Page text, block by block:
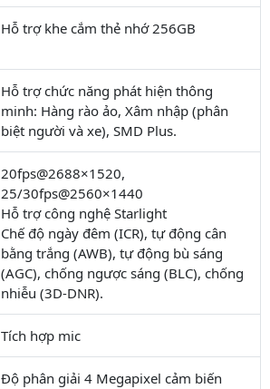
Hỗ trợ khe cắm thẻ nhớ 256GB
Hỗ trợ chức năng phát hiện thông
minh: Hàng rào ảo, Xâm nhập (phân
biệt người và xe), SMD Plus.
20fps@2688×1520,
25/30fps@2560×1440
Hỗ trợ công nghệ Starlight
Chế độ ngày đêm (ICR), tự động cân
bằng trắng (AWB), tự động bù sáng
(AGC), chống ngược sáng (BLC), chống
nhiễu (3D-DNR).
Tích hợp mic
Độ phân giải 4 Megapixel cảm biến